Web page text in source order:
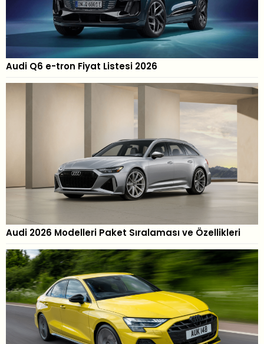
Audi Q6 e-tron Fiyat Listesi 2026
Audi 2026 Modelleri Paket Sıralaması ve Özellikleri